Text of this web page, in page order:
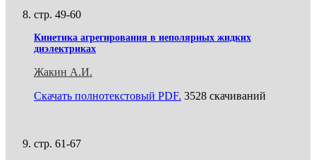
стр. 49-60
Кинетика агрегирования в неполярных жидких
диэлектриках
Жакин А.И.
Скачать полнотекстовый PDF. 3528 скачиваний
стр. 61-67